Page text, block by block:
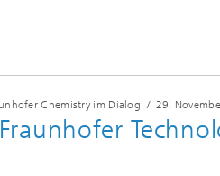
Chemistry im Dialog / 29.